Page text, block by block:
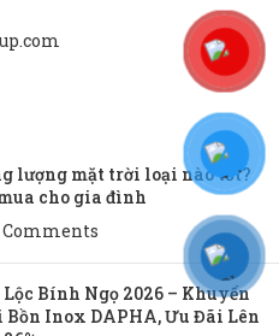
lượng mặt trời loại nào tốt?
cho gia đình
Comments
Bính Ngọ 2026 – Khuyến
Bồn Inox DAPHA, Ưu Đãi Lên